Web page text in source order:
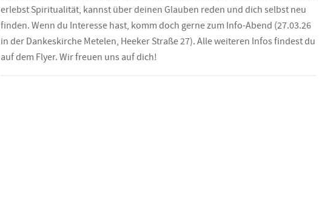
erlebst Spiritualität, kannst über deinen Glauben reden und dich selbst neu
finden. Wenn du Interesse hast, komm doch gerne zum Info-Abend (27.03.26
in der Dankeskirche Metelen, Heeker Straße 27). Alle weiteren Infos findest du
auf dem Flyer. Wir freuen uns auf dich!